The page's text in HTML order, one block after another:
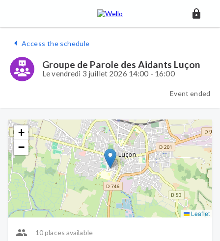
Access the schedule
Groupe de Parole des Aidants Luçon
Le vendredi 3 juillet 2026 14:00 - 16:00
Event ended
+
−
Leaflet
10 places available